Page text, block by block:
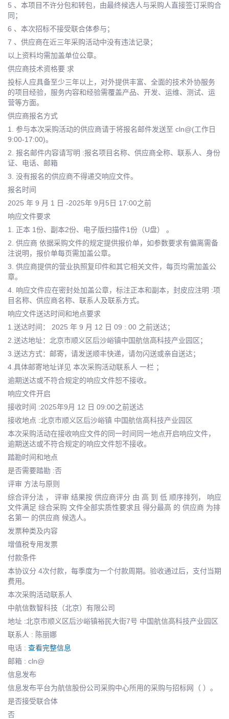
5 、本项目不许分包和转包，由最终候选人与采购人直接签订采购合
同；
6 、本次招标不接受联合体参与；
7 、供应商在近三年采购活动中没有违法记录；
以上资料均需加盖单位公章。
供应商技术资格要 求
投标人应具备至少三年以上，对外提供丰富、全面的技术外协服务
的项目经验，服务内容和经验需覆盖产品、开发、运维、测试、运
营等方面。
供应商报名方式
1. 参与本次采购活动的供应商请于将报名邮件发送至 cln@(工作日
9:00-17:00)。
2. 报名邮件内容请写明 :报名项目名称、供应商全称、联系人、身份
证、电话、邮箱
3. 没有报名的供应商不得递交响应文件。
报名时间
2025 年 9 月 1 日 -2025年 9月5日 17:00之前
响应文件要求
1. 正本 1份、副本2份、电子版扫描件1份（U盘） 。
2. 供应商 依据采购文件的规定提供报价单，如参数要求有偏离需备
注说明，报价单每页需加盖公章。
3. 供应商提供的营业执照复印件和其它相关文件，每页均需加盖公
章。
4. 响应文件应在密封处加盖公章，标注正本和副本，封皮应注明 :项
目名称、供应商名称、联系人及联系方式。
响应文件送达时间和地点要求
1.送达时间： 2025 年 9 月 12 日 09 : 00 之前送达；
2.送达地址：北京市顺义区后沙峪镇中国航信高科技产业园区；
3.送达方式：邮寄，请发送顺丰快递，请勿闪送或亲自送达；
4.具体邮寄地址详见 本次采购活动联系人 一栏 ；
逾期送达或不符合规定的响应文件恕不接收。
响应文件开启
接收时间 :2025年9月 12 日 09:00之前送达
接收地点 :北京市顺义区后沙峪镇 中国航信高科技产业园区
本次采购活动在接收响应文件的同一时间同一地点开启响应文件，
逾期送达或不符合规定的响应文件恕不接收。
踏勘时间和地点
是否需要踏勘 :否
评审 方法与原则
综合评分法 ， 评审 结果按 供应商评分 由 高 到 低 顺序排列， 响应
文件满足 综合采购 文件全部实质性要求且 得分最高 的 供应商 为排
名第一 的供应商 候选人。
发票种类及内容
增值税专用发票
付款条件
本协议分 4次付款，每季度为一个付款周期。验收通过后，支付当期
费用。
本次采购活动联系人
中航信数智科技（北京）有限公司
地址 :北京市顺义区后沙峪镇裕民大街7号 中国航信高科技产业园区
联系人 : 陈丽娜
电话 : 查看完整信息
邮箱 : cln@
信息发布
信息发布平台为航信股份公司采购中心所用的采购与招标网（ ）。
是否接受联合体
否